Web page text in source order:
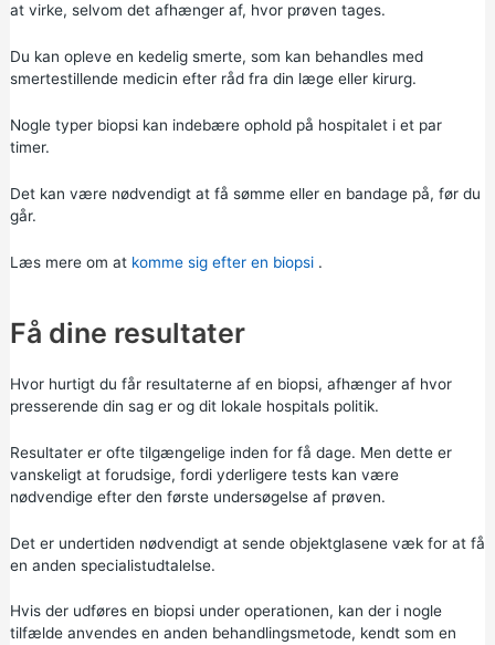
at virke, selvom det afhænger af, hvor prøven tages.
Du kan opleve en kedelig smerte, som kan behandles med
smertestillende medicin efter råd fra din læge eller kirurg.
Nogle typer biopsi kan indebære ophold på hospitalet i et par
timer.
Det kan være nødvendigt at få sømme eller en bandage på, før du
går.
Læs mere om at komme sig efter en biopsi.
Få dine resultater
Hvor hurtigt du får resultaterne af en biopsi, afhænger af hvor
presserende din sag er og dit lokale hospitals politik.
Resultater er ofte tilgængelige inden for få dage. Men dette er
vanskeligt at forudsige, fordi yderligere tests kan være
nødvendige efter den første undersøgelse af prøven.
Det er undertiden nødvendigt at sende objektglasene væk for at få
en anden specialistudtalelse.
Hvis der udføres en biopsi under operationen, kan der i nogle
tilfælde anvendes en anden behandlingsmetode, kendt som en